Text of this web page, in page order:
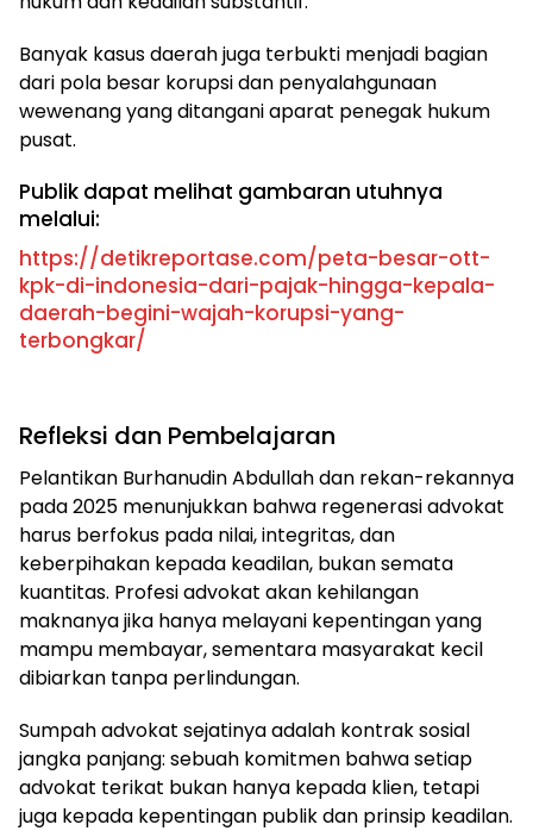
Banyak kasus daerah juga terbukti menjadi bagian
dari pola besar korupsi dan penyalahgunaan
wewenang yang ditangani aparat penegak hukum
pusat.
Publik dapat melihat gambaran utuhnya
melalui:
https://detikreportase.com/peta-besar-ott-
kpk-di-indonesia-dari-pajak-hingga-kepala-
daerah-begini-wajah-korupsi-yang-
terbongkar/
Refleksi dan Pembelajaran
Pelantikan Burhanudin Abdullah dan rekan-rekannya
pada 2025 menunjukkan bahwa regenerasi advokat
harus berfokus pada nilai, integritas, dan
keberpihakan kepada keadilan, bukan semata
kuantitas. Profesi advokat akan kehilangan
maknanya jika hanya melayani kepentingan yang
mampu membayar, sementara masyarakat kecil
dibiarkan tanpa perlindungan.
Sumpah advokat sejatinya adalah kontrak sosial
jangka panjang: sebuah komitmen bahwa setiap
advokat terikat bukan hanya kepada klien, tetapi
juga kepada kepentingan publik dan prinsip keadilan.